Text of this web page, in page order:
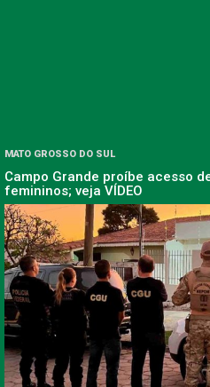
MATO GROSSO DO SUL
Campo Grande proíbe acesso
femininos; veja VÍDEO